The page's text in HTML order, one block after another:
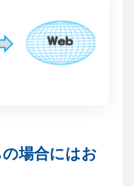
場合にはお